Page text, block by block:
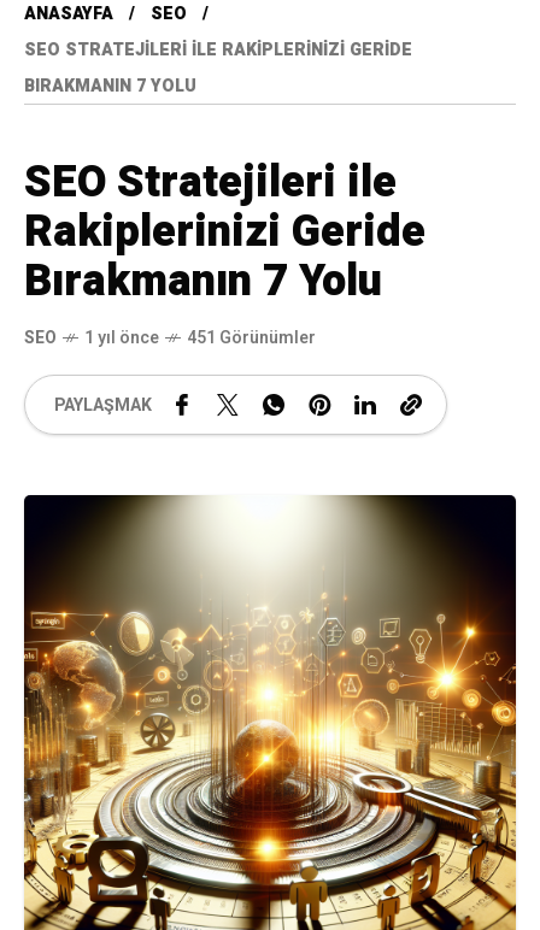
ANASAYFA
SEO
SEO STRATEJILERI ILE RAKIPLERINIZI GERIDE
BIRAKMANIN 7 YOLU
SEO Stratejileri ile
Rakiplerinizi Geride
Bırakmanın 7 Yolu
SEO 1 yıl önce 451 Görünümler
PAYLAŞMAK